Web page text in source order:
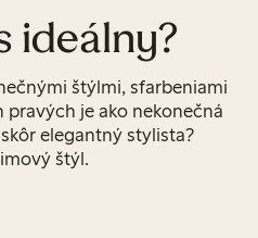
ideálny?
štýlmi, sfarbeniami
je ako nekonečná
elegantný stylista?
štýl.